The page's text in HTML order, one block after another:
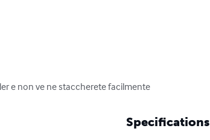
e non ve ne staccherete facilmente
Specifications